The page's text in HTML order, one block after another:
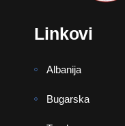
Linkovi
Albanija
Bugarska